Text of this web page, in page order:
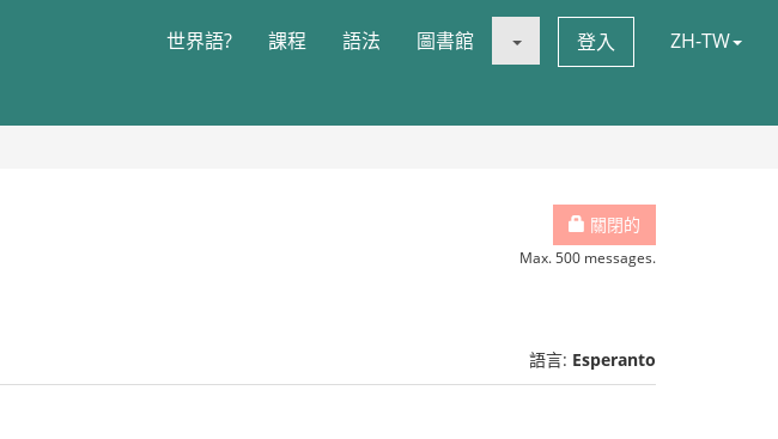
世界語? 課程 語法 圖書館 登入 ZH-TW
關閉的
Max. 500 messages.
語言: Esperanto